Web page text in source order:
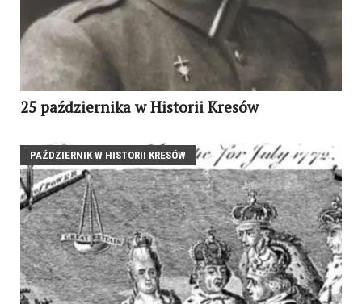
25 października w Historii Kresów
PAŹDZIERNIK W HISTORII KRESÓW